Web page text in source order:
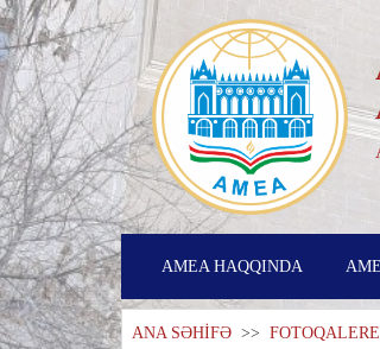
AMEA HAQQINDA
ANA SƏHİFƏ >>